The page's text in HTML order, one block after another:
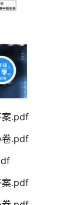
案.pdf
卷.pdf
案.pdf